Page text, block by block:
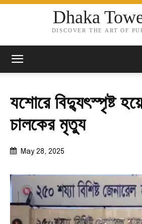
Dhaka
DISCOVER THE ART OF
যশোরে বিদ্যুৎস্পৃষ্ট
চালকের মৃত্যু
May 28, 2025